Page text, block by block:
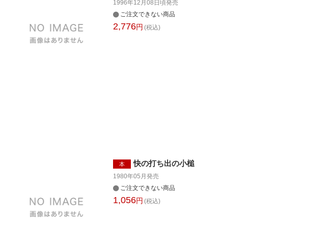
1996年12月08日頃発売
ご注文できない商品
2,776円 (税込)
本 快の打ち出の小槌
1980年05月 発売
ご注文できない商品
1,056円 (税込)